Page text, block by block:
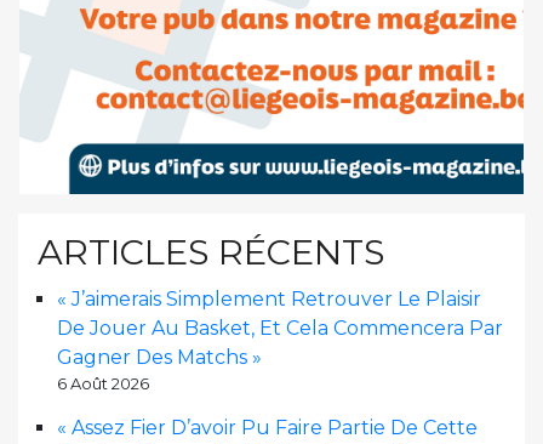
ARTICLES RÉCENTS
« J’aimerais Simplement Retrouver Le Plaisir
De Jouer Au Basket, Et Cela Commencera Par
Gagner Des Matchs »
6 Août 2026
« Assez Fier D’avoir Pu Faire Partie De Cette